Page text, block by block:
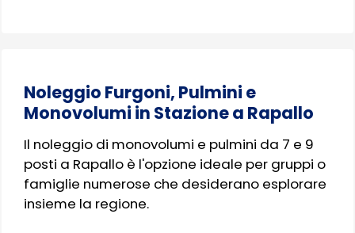
Noleggio Furgoni, Pulmini e
Monovolumi in Stazione a Rapallo
Il noleggio di monovolumi e pulmini da 7 e 9
posti a Rapallo è l'opzione ideale per gruppi o
famiglie numerose che desiderano esplorare
insieme la regione.